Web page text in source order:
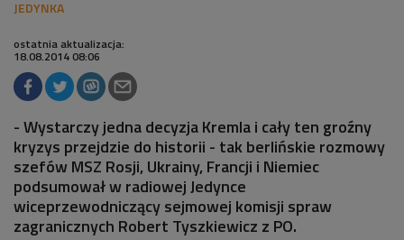
ostatnia aktualizacja:
18.08.2014 08:06
- Wystarczy jedna decyzja Kremla i cały ten groźny
kryzys przejdzie do historii - tak berlińskie rozmowy
szefów MSZ Rosji, Ukrainy, Francji i Niemiec
podsumował w radiowej Jedynce
wiceprzewodniczący sejmowej komisji spraw
zagranicznych Robert Tyszkiewicz z PO.